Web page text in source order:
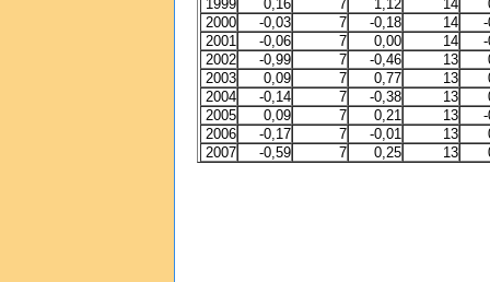
1999 0,16 7 1,12 14
2000
-0,03 7 -0,18 14
2001
-0,06 7 0,00 14
2002
-0,99 7 -0,46 13
2003
0,09 7 0,77 13
2004
-0,14 7 -0,38 13
2005
0,09 7 0,21 13
2006
-0,17 7 -0,01 13
2007
-0,59 7 0,25 13